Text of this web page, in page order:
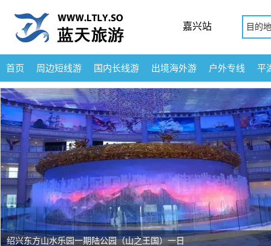
嘉兴站 目的
首页 周边短线游 国内长线游 出境海外游 户外专线 平
绍兴东方山水乐园一期陆公园（山之王国）一日